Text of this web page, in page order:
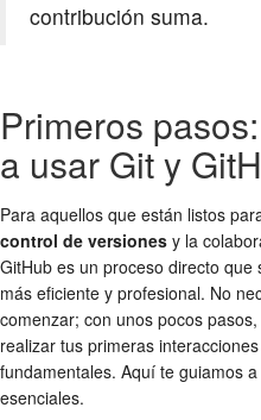
contribución suma.
Primeros
a usar Git y
Para aquellos que están listos
control de versiones y la
GitHub es un proceso directo
más eficiente y profesional. No
comenzar; con unos pocos
realizar tus primeras
fundamentales. Aquí te guiamos
esenciales.